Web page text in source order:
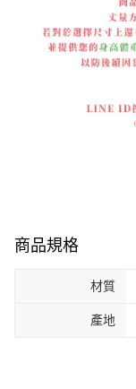
商品規格
材質
產地